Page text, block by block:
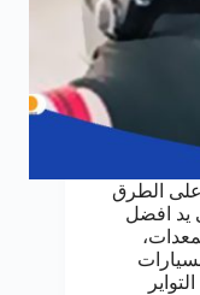
على الطرق
يد افضل